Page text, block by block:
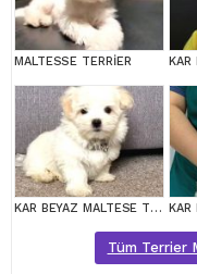
MALTESSE TERRİER
KAR BEYAZ MALTESE TERRİER CİNSLERİ
Tüm Terrier